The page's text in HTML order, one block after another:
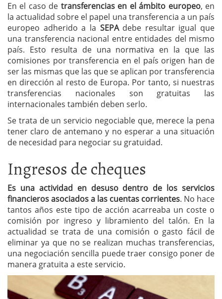
En el caso de transferencias en el ámbito europeo, en
la actualidad sobre el papel una transferencia a un país
europeo adherido a la SEPAdebe resultar igual que
una transferencia nacional entre entidades del mismo
país. Esto resulta de una normativa en la que las
comisiones por transferencia en el país origen han de
ser las mismas que las que se aplican por transferencia
en dirección al resto de Europa. Por tanto, si nuestras
transferencias nacionales son gratuitas las
internacionales también deben serlo.
Se trata de un servicio negociable que, merece la pena
tener claro de antemano y no esperar a una situación
de necesidad para negociar su gratuidad.
Ingresos de cheques
Es una actividad en desuso dentro de los servicios
financieros asociados a las cuentas corrientes. No hace
tantos años este tipo de acción acarreaba un coste o
comisión por ingreso y libramiento del talón. En la
actualidad se trata de una comisión o gasto fácil de
eliminar ya que no se realizan muchas transferencias,
una negociación sencilla puede traer consigo poner de
manera gratuita a este servicio.